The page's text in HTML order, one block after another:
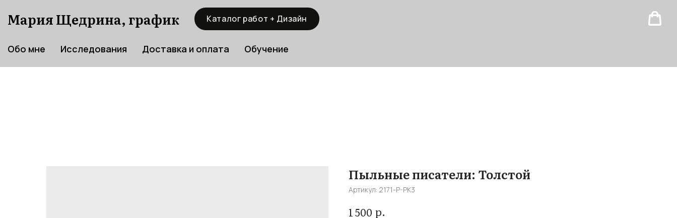
Мария Щедрина, график Каталог работ + Дизайн
Обо мне Исследования Доставка и оплата Обучение
Пыльные писатели: Толстой
Артикул: 2171-P-PK3
1 500 р.